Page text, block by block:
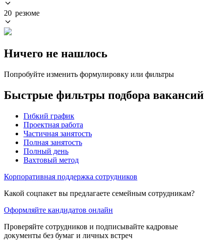
20 резюме
Ничего не нашлось
Попробуйте изменить формулировку или фильтры
Быстрые фильтры подбора вакансий
Гибкий график
Проектная работа
Частичная занятость
Полная занятость
Полный день
Вахтовый метод
Корпоративная поддержка сотрудников
Какой соцпакет вы предлагаете семейным сотрудникам?
Оформляйте кандидатов онлайн
Проверяйте сотрудников и подписывайте кадровые
документы без бумаг и личных встреч